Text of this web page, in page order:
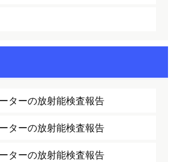
ターの放射能検査報告
ターの放射能検査報告
ターの放射能検査報告